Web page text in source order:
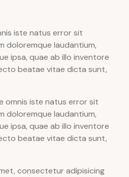
iste natus error sit
doloremque laudantium,
ipsa, quae ab illo inventore
beatae vitae dicta sunt,
omnis iste natus error sit
doloremque laudantium,
ipsa, quae ab illo inventore
beatae vitae dicta sunt,
consectetur adipisicing